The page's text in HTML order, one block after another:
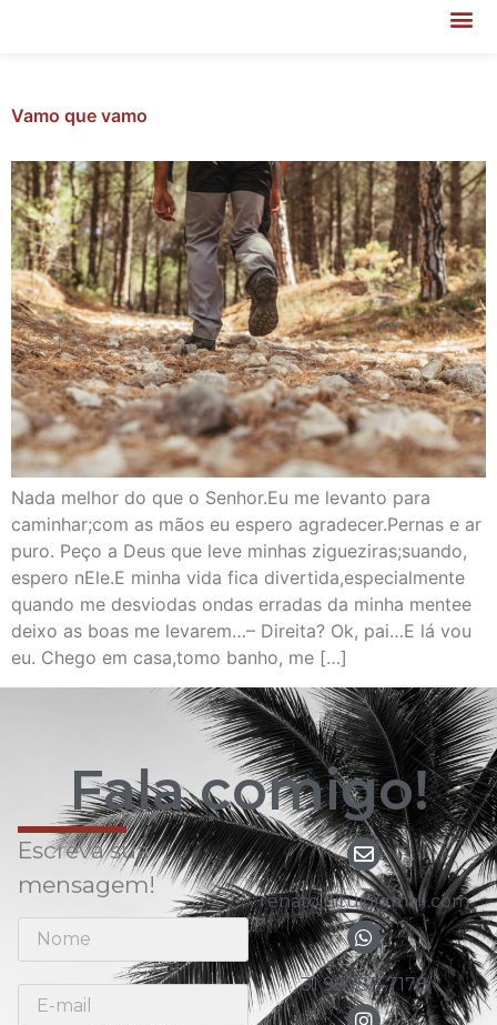
Vamo que vamo
Nada melhor do que o Senhor.Eu me levanto para
caminhar;com as mãos eu espero agradecer.Pernas e ar
puro. Peço a Deus que leve minhas zigueziras;suando,
espero nEle.E minha vida fica divertida,especialmente
quando me desviodas ondas erradas da minha mentee
deixo as boas me levarem…– Direita? Ok, pai…E lá vou
eu. Chego em casa,tomo banho, me […]
Fala comigo!
Escreva sua
mensagem!
renato.nitu@gmail.com
31 98783-7178